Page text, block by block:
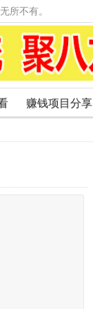
所不有。
赚钱项目分享